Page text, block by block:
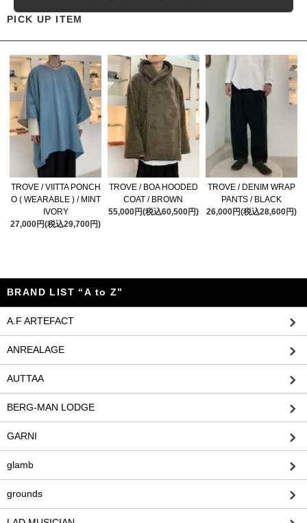
PICK UP ITEM
TROVE / VIITTA PONCH
O ( WEARABLE ) / MINT
IVORY
27,000円(税込29,700円)
TROVE / BOA HOODED
COAT / BROWN
55,000円(税込60,500円)
TROVE / DENIM WRAP
PANTS / BLACK
26,000円(税込28,600円)
BRAND LIST “A to Z”
A.F ARTEFACT
ANREALAGE
AUTTAA
BERG-MAN LODGE
GARNI
glamb
grounds